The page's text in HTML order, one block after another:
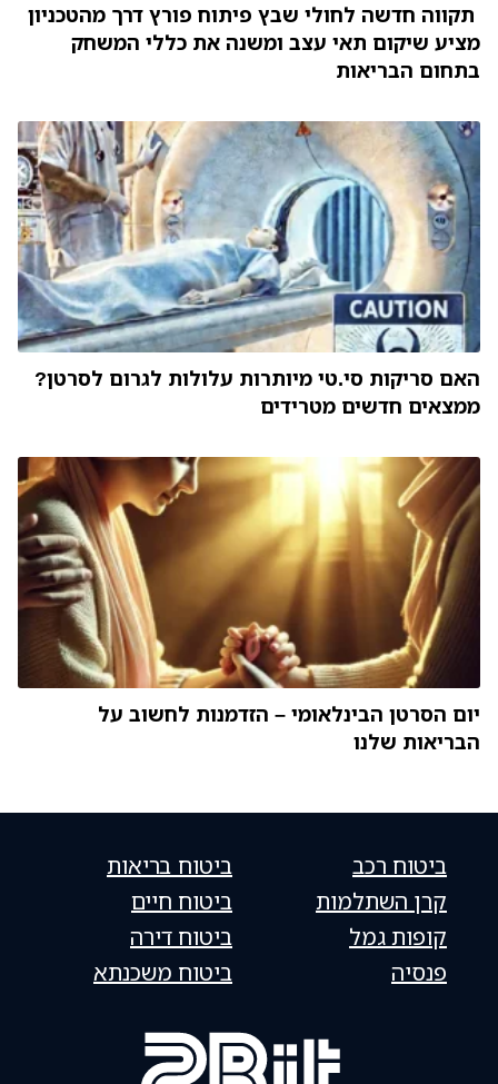
תקווה חדשה לחולי שבץ פיתוח פורץ דרך מהטכניון
מציע שיקום תאי עצב ומשנה את כללי המשחק
בתחום הבריאות
האם סריקות סי.טי מיותרות עלולות לגרום לסרטן?
ממצאים חדשים מטרידים
יום הסרטן הבינלאומי – הזדמנות לחשוב על
הבריאות שלנו
ביטוח רכב
קרן השתלמות
קופות גמל
פנסיה
ביטוח בריאות
ביטוח חיים
ביטוח דירה
ביטוח משכנתא